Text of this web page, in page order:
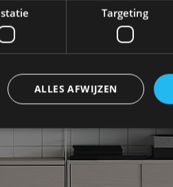
Targeting
ALLES AFWIJZEN